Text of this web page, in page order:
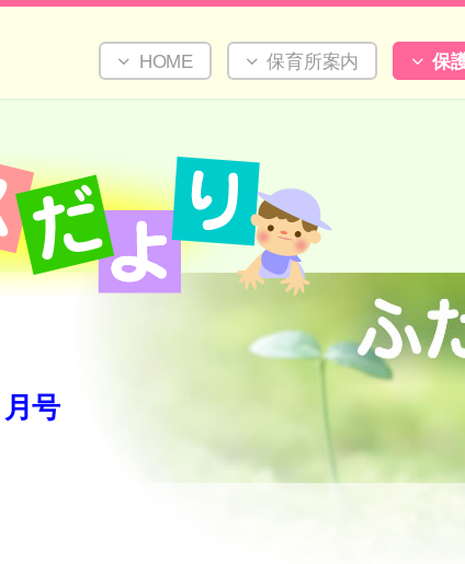
号
HOME 保育所案内 保